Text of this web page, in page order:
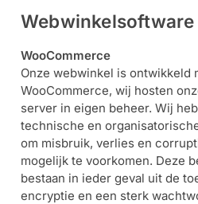
Webwinkelsoftware
WooCommerce
Onze webwinkel is ontwikkeld
WooCommerce, wij hosten
server in eigen beheer. Wij
technische en
om misbruik, verlies en
mogelijk te voorkomen. Deze
bestaan in ieder geval uit de
encryptie en een sterk